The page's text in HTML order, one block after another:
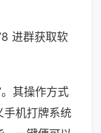
进群获取软
其操作方式
手机打牌系统